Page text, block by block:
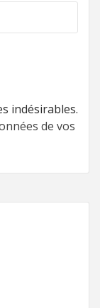
indésirables.
de vos